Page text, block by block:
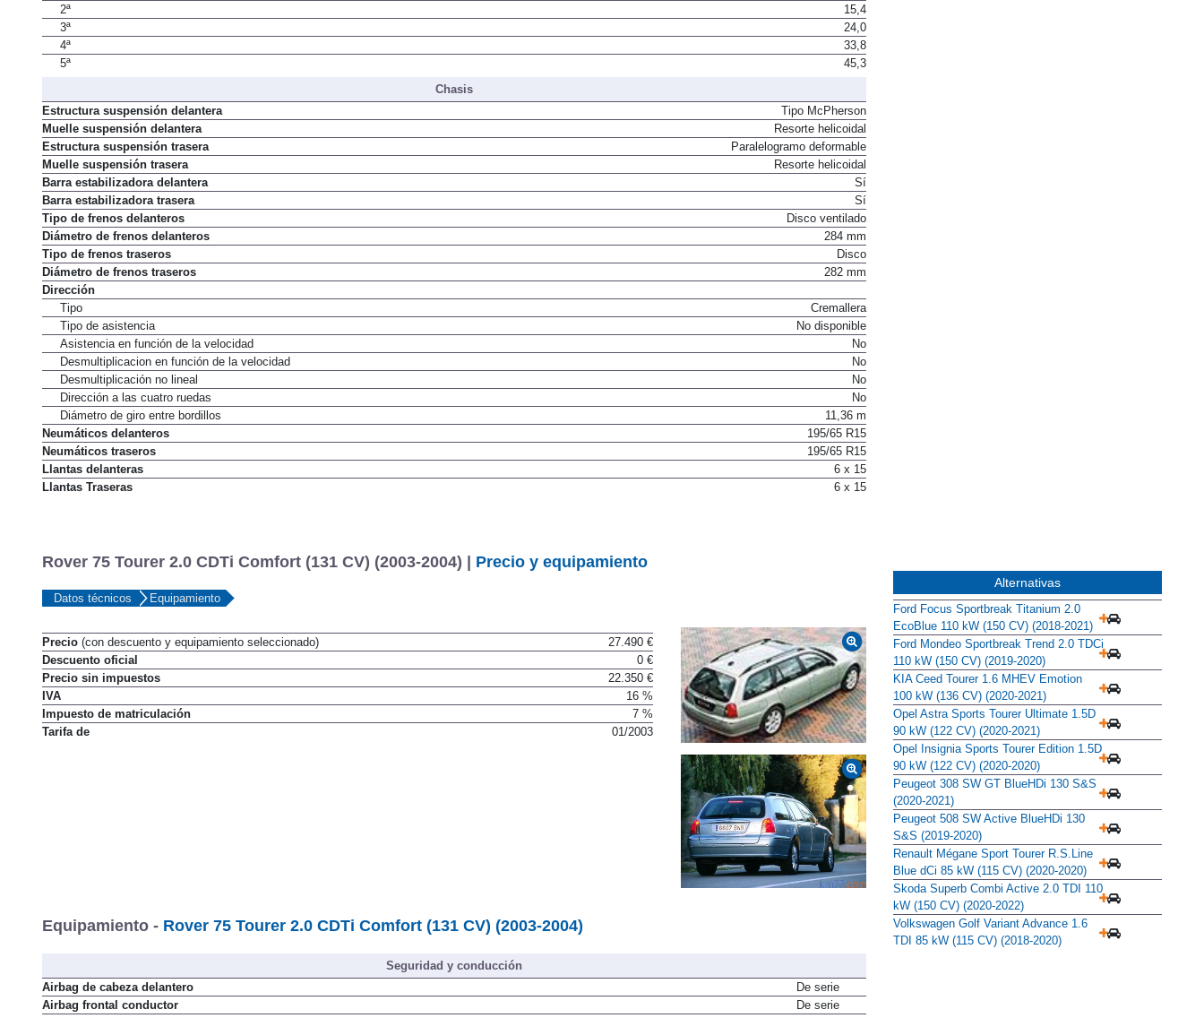
2ª
15,4
3ª
24,0
4ª
33,8
5ª
45,3
Chasis
Estructura suspensión delantera
Tipo McPherson
Muelle suspensión delantera
Resorte helicoidal
Estructura suspensión trasera
Paralelogramo deformable
Muelle suspensión trasera
Resorte helicoidal
Barra estabilizadora delantera
Sí
Barra estabilizadora trasera
Sí
Tipo de frenos delanteros
Disco ventilado
Diámetro de frenos delanteros
284 mm
Tipo de frenos traseros
Disco
Diámetro de frenos traseros
282 mm
Dirección
Tipo
Cremallera
Tipo de asistencia
No disponible
Asistencia en función de la velocidad
No
Desmultiplicacion en función de la velocidad
No
Desmultiplicación no lineal
No
Dirección a las cuatro ruedas
No
Diámetro de giro entre bordillos
11,36 m
Neumáticos delanteros
195/65 R15
Neumáticos traseros
195/65 R15
Llantas delanteras
6 x 15
Llantas Traseras
6 x 15
Rover 75 Tourer 2.0 CDTi Comfort (131 CV) (2003-2004) | Precio y equipamiento
Datos técnicos Equipamiento
Precio (con descuento y equipamiento seleccionado)
27.490 €
Descuento oficial
0 €
Precio sin impuestos
22.350 €
IVA
16 %
Impuesto de matriculación
7 %
Tarifa de
01/2003
Equipamiento - Rover 75 Tourer 2.0 CDTi Comfort (131 CV) (2003-2004)
Seguridad y conducción
Airbag de cabeza delantero
De serie
Airbag frontal conductor
De serie
Alternativas
Ford Focus Sportbreak Titanium 2.0
EcoBlue 110 kW (150 CV) (2018-2021)
Ford Mondeo Sportbreak Trend 2.0 TDCi
110 kW (150 CV) (2019-2020)
KIA Ceed Tourer 1.6 MHEV Emotion
100 kW (136 CV) (2020-2021)
Opel Astra Sports Tourer Ultimate 1.5D
90 kW (122 CV) (2020-2021)
Opel Insignia Sports Tourer Edition 1.5D
90 kW (122 CV) (2020-2020)
Peugeot 308 SW GT BlueHDi 130 S&S
(2020-2021)
Peugeot 508 SW Active BlueHDi 130
S&S (2019-2020)
Renault Mégane Sport Tourer R.S.Line
Blue dCi 85 kW (115 CV) (2020-2020)
Skoda Superb Combi Active 2.0 TDI 110
kW (150 CV) (2020-2022)
Volkswagen Golf Variant Advance 1.6
TDI 85 kW (115 CV) (2018-2020)